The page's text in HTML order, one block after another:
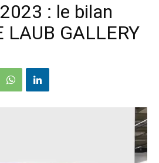
VOX : le bilan
LAUB GALLERY